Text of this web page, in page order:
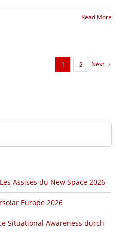
Read More
1 2 Next
Assises du New Space 2026
Europe 2026
Situational Awareness durch